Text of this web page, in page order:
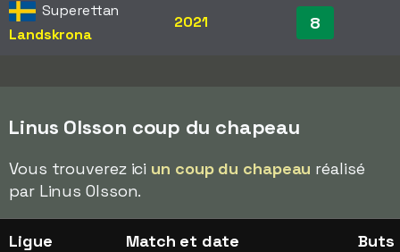
Superettan
Landskrona
2021 8
Linus Olsson coup du chapeau
Vous trouverez ici un coup du chapeau réalisé
par Linus Olsson.
Ligue Match et date Buts